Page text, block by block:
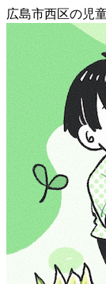
広島市西区の児